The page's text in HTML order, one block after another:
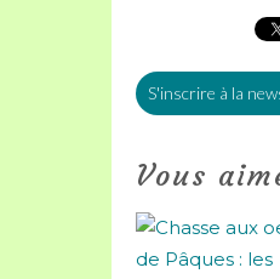
S'inscrire à la
Vous